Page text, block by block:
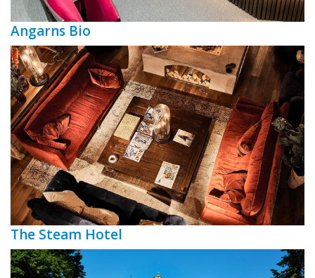
Angarns Bio
The Steam Hotel